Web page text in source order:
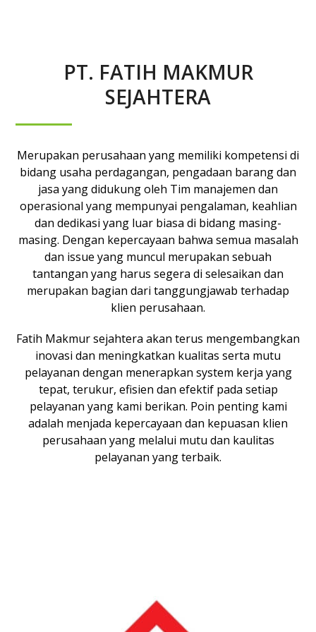
PT. FATIH MAKMUR
SEJAHTERA
Merupakan perusahaan yang memiliki kompetensi di
bidang usaha perdagangan, pengadaan barang dan
jasa yang didukung oleh Tim manajemen dan
operasional yang mempunyai pengalaman, keahlian
dan dedikasi yang luar biasa di bidang masing-
masing. Dengan kepercayaan bahwa semua masalah
dan issue yang muncul merupakan sebuah
tantangan yang harus segera di selesaikan dan
merupakan bagian dari tanggungjawab terhadap
klien perusahaan.
Fatih Makmur sejahtera akan terus mengembangkan
inovasi dan meningkatkan kualitas serta mutu
pelayanan dengan menerapkan system kerja yang
tepat, terukur, efisien dan efektif pada setiap
pelayanan yang kami berikan. Poin penting kami
adalah menjada kepercayaan dan kepuasan klien
perusahaan yang melalui mutu dan kaulitas
pelayanan yang terbaik.